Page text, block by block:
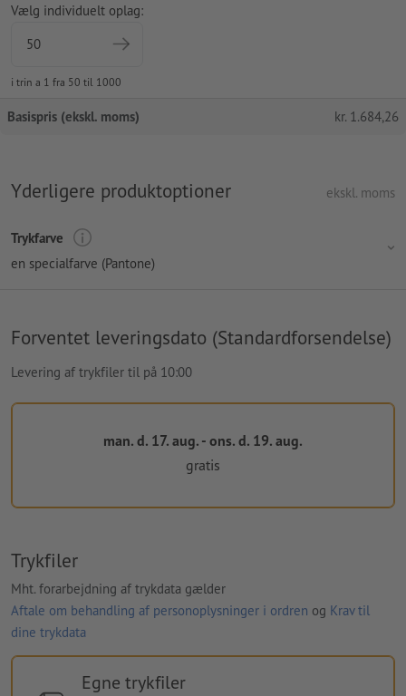
Vælg individuelt oplag:
i trin a 1 fra 50 til 1000
Basispris (ekskl. moms) kr. 1.684,26
Yderligere produktoptioner ekskl. moms
Trykfarve
en specialfarve (Pantone)
Forventet leveringsdato (Standardforsendelse)
Levering af trykfiler til på 10:00
man. d. 17. aug. - ons. d. 19. aug.
gratis
Trykfiler
Mht. forarbejdning af trykdata gælder
Aftale om behandling af personoplysninger i ordren og Krav til
dine trykdata
Egne trykfiler